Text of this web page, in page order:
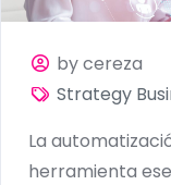
by cereza
Strategy
La
herramienta